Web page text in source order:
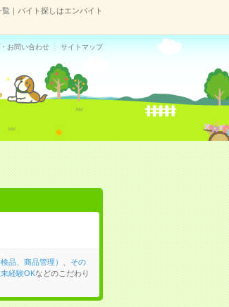
｜バイト探しはエンバイト
お問い合わせ サイトマップ
品、商品管理）
その
経験OKなどのこだわり